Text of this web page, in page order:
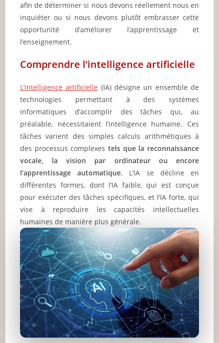
afin de déterminer si nous devons réellement nous en
inquiéter ou si nous devons plutôt embrasser cette
opportunité d’améliorer l’apprentissage et
l’enseignement.
Comprendre l’intelligence artificielle
L’intelligence artificielle (IA) désigne un ensemble de
technologies permettant à des systèmes
informatiques d’accomplir des tâches qui, au
préalable, nécessitaient l’intelligence humaine. Ces
tâches varient des simples calculs arithmétiques à
des processus complexes tels que la reconnaissance
vocale, la vision par ordinateur ou encore
l’apprentissage automatique. L’IA se décline en
différentes formes, dont l’IA faible, qui est conçue
pour exécuter des tâches spécifiques, et l’IA forte, qui
vise à reproduire les capacités intellectuelles
humaines de manière plus générale.